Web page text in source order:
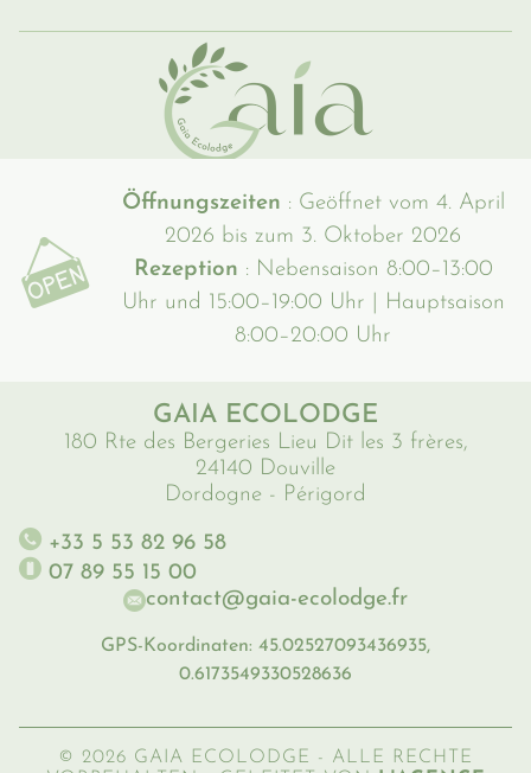
Öffnungszeiten : Geöffnet vom 4. April
2026 bis zum 3. Oktober 2026
Rezeption : Nebensaison 8:00–13:00
Uhr und 15:00–19:00 Uhr | Hauptsaison
8:00–20:00 Uhr
GAIA ECOLODGE
180 Rte des Bergeries Lieu Dit les 3 frères,
24140 Douville
Dordogne - Périgord
+33 5 53 82 96 58
07 89 55 15 00
contact@gaia-ecolodge.fr
GPS-Koordinaten: 45.02527093436935,
0.6173549330528636
© 2026 GAIA ECOLODGE - ALLE RECHTE